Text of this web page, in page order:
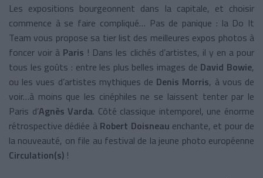
Les expositions bourgeonnent dans la capitale, et choisir
commence à se faire compliqué… Pas de panique : la Do It
Team vous propose sa tier list des meilleures expos photos à
foncer voir à Paris ! Dans les clichés d’artistes, il y en a pour
tous les goûts : entre les plus belles images de David Bowie,
ou les vues d’artistes mythiques de Denis Morris, à vous de
voir…à moins que les cinéphiles ne se laissent tenter par le
Paris d’Agnès Varda. Côté classique intemporel, une énorme
rétrospective dédiée à Robert Doisneau enchante, et pour de
la nouveauté, on file au festival de la jeune photo européenne
Circulation(s) !